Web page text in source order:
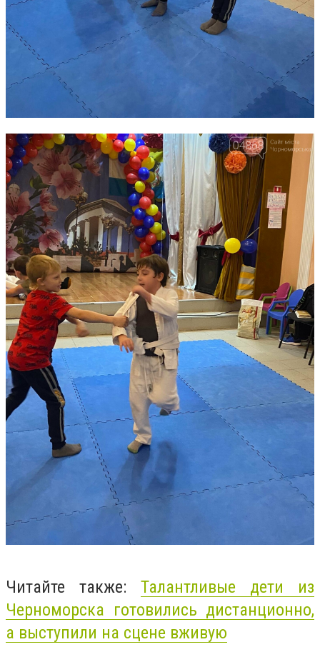
Читайте также: Талантливые дети из
Черноморска готовились дистанционно,
а выступили на сцене вживую